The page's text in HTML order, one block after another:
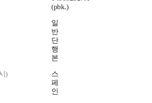
(pbk.)
일
반
단
행
본
)
스
페
인